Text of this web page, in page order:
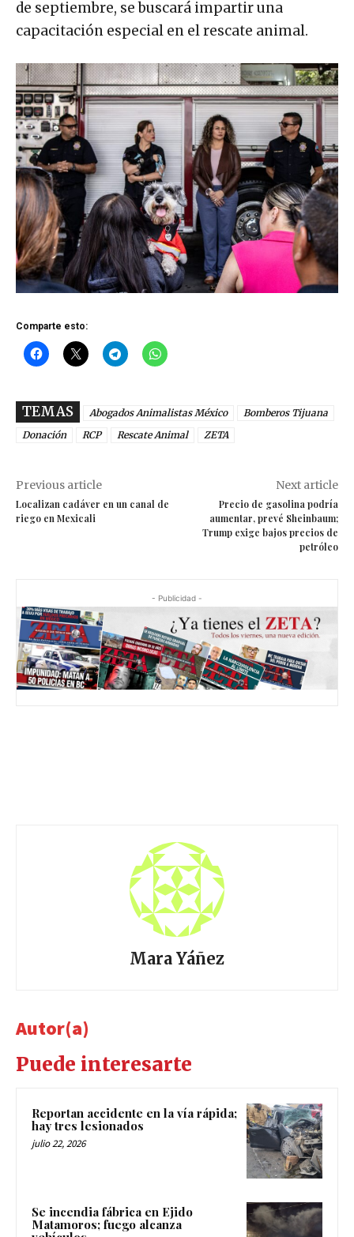
de septiembre, se buscará impartir una
capacitación especial en el rescate animal.
Comparte esto:
TEMAS Abogados Animalistas México
Bomberos Tijuana
Donación
RCP Rescate Animal ZETA
Previous article
Localizan cadáver en un canal de
riego en Mexicali
Next article
Precio de gasolina podría
aumentar, prevé Sheinbaum;
Trump exige bajos precios de
petróleo
- Publicidad -
Mara Yáñez
Autor(a)
Puede interesarte
Reportan accidente en la vía rápida;
hay tres lesionados
julio 22, 2026
Se incendia fábrica en Ejido
Matamoros; fuego alcanza